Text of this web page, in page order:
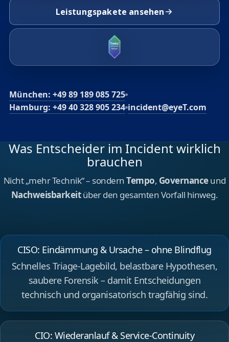
Leistungspakete ansehen
München: +49 89 189 085 725
Hamburg: +49 40 328 905 234 incident@eyeT.com
Was Entscheider im Incident wirklich
brauchen
Nicht „mehr Technik“ – sondernTempo, Governanceund
Nachweisbarkeitüber den gesamten Vorfall hinweg.
CISO: Eindämmung & Ursache – ohne Blindflug
Schnelles Triage‑Lagebild, belastbare Hypothesen,
saubere Forensik – damit Entscheidungen
technisch und organisatorisch tragfähig sind.
CIO: Wiederanlauf & Service‑Continuity